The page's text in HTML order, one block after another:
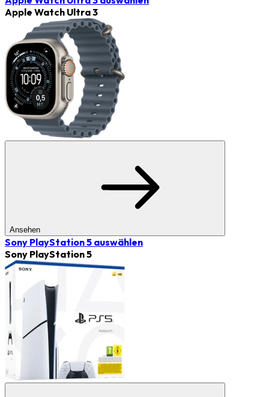
Apple Watch Ultra 3
Ansehen
Sony PlayStation 5 auswählen
Sony PlayStation 5